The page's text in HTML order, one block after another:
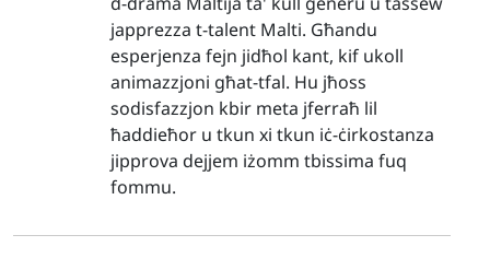
japprezza t-talent Malti. Għandu
esperjenza fejn jidħol kant, kif ukoll
animazzjoni għat-tfal. Hu jħoss
sodisfazzjon kbir meta jferraħ lil
ħaddieħor u tkun xi tkun iċ-ċirkostanza
jipprova dejjem iżomm tbissima fuq
fommu.